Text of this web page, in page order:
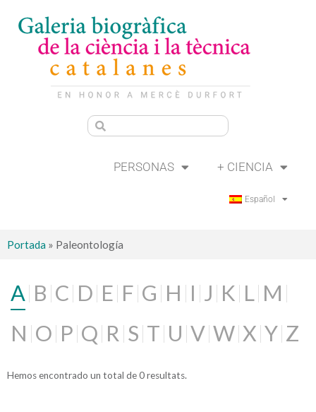
PERSONAS + CIENCIA
Español
Portada » Paleontología
A B C D E F G H I J K L M
N O P Q R S T U V W X Y Z
Hemos encontrado un total de 0 resultats.